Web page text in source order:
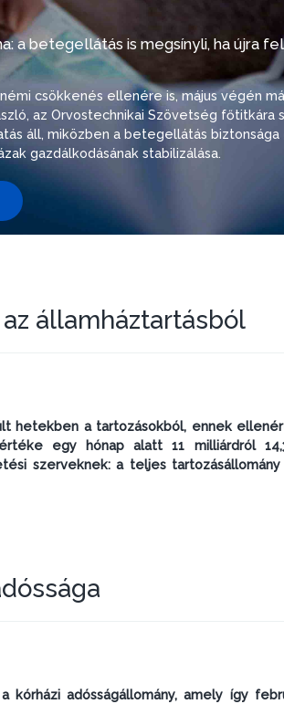
a betegellátás is megsínyli, ha újra
csökkenés ellenére is, május végén
az Orvostechnikai Szövetség főtitkára
áll, miközben a betegellátás
gazdálkodásának stabilizálása.
államháztartásból
hetekben a tartozásokból, ennek
egy hónap alatt 11 milliárdról
szerveknek: a teljes tartozásállomány
kórházi adósságállomány, amely így